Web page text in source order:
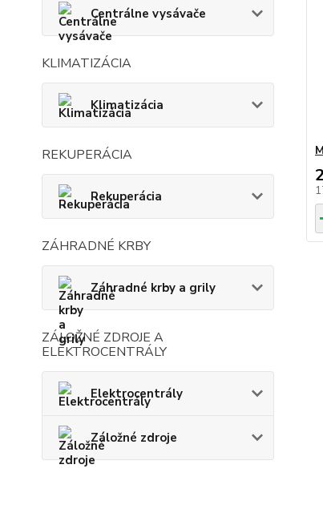
Centrálne vysávače
KLIMATIZÁCIA
Klimatizácia
REKUPERÁCIA
Rekuperácia
ZÁHRADNÉ KRBY
Záhradné krby a grily
ZÁLOŽNÉ ZDROJE A
ELEKTROCENTRÁLY
Elektrocentrály
Záložné zdroje